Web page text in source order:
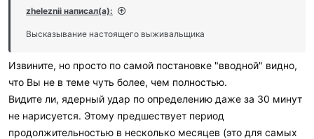
zheleznii написал(а):
Высказывание настоящего выживальщика
Извините, но просто по самой постановке "вводной" видно,
что Вы не в теме чуть более, чем полностью.
Видите ли, ядерный удар по определению даже за 30 минут
не нарисуется. Этому предшествует период
продолжительностью в несколько месяцев (это для самых